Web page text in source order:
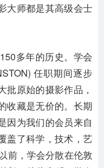
大师都是其高级会士
多年的历史。学会
任职期间逐步
批原始的摄影作品，
收藏是无价的。长期
因为我们的会员来自
盖了科学，技术，艺
前，学会分散在伦敦